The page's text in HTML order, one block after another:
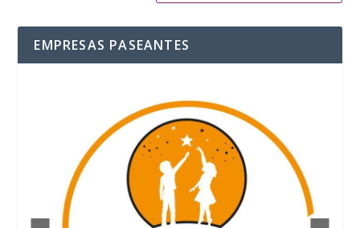
EMPRESAS PASEANTES